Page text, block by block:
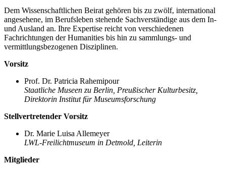
Dem Wissenschaftlichen Beirat gehören bis zu zwölf, international
angesehene, im Berufsleben stehende Sachverständige aus dem In-
und Ausland an. Ihre Expertise reicht von verschiedenen
Fachrichtungen der Humanities bis hin zu sammlungs- und
vermittlungsbezogenen Disziplinen.
Vorsitz
Prof. Dr. Patricia Rahemipour
Staatliche Museen zu Berlin, Preußischer Kulturbesitz,
Direktorin Institut für Museumsforschung
Stellvertretender Vorsitz
Dr. Marie Luisa Allemeyer
LWL-Freilichtmuseum in Detmold, Leiterin
Mitglieder